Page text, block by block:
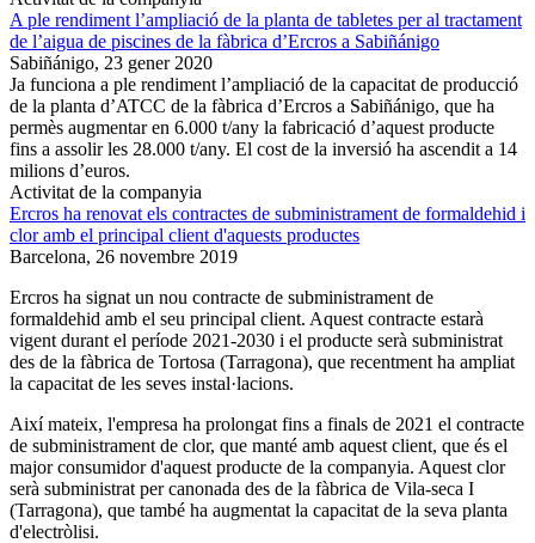
A ple rendiment l’ampliació de la planta de tabletes per al tractament
de l’aigua de piscines de la fàbrica d’Ercros a Sabiñánigo
Sabiñánigo, 23 gener 2020
Ja funciona a ple rendiment l’ampliació de la capacitat de producció
de la planta d’ATCC de la fàbrica d’Ercros a Sabiñánigo, que ha
permès augmentar en 6.000 t/any la fabricació d’aquest producte
fins a assolir les 28.000 t/any. El cost de la inversió ha ascendit a 14
milions d’euros.
Activitat de la companyia
Ercros ha renovat els contractes de subministrament de formaldehid i
clor amb el principal client d'aquests productes
Barcelona, 26 novembre 2019
Ercros ha signat un nou contracte de subministrament de
formaldehid amb el seu principal client. Aquest contracte estarà
vigent durant el període 2021-2030 i el producte serà subministrat
des de la fàbrica de Tortosa (Tarragona), que recentment ha ampliat
la capacitat de les seves instal·lacions.
Així mateix, l'empresa ha prolongat fins a finals de 2021 el contracte
de subministrament de clor, que manté amb aquest client, que és el
major consumidor d'aquest producte de la companyia. Aquest clor
serà subministrat per canonada des de la fàbrica de Vila-seca I
(Tarragona), que també ha augmentat la capacitat de la seva planta
d'electròlisi.